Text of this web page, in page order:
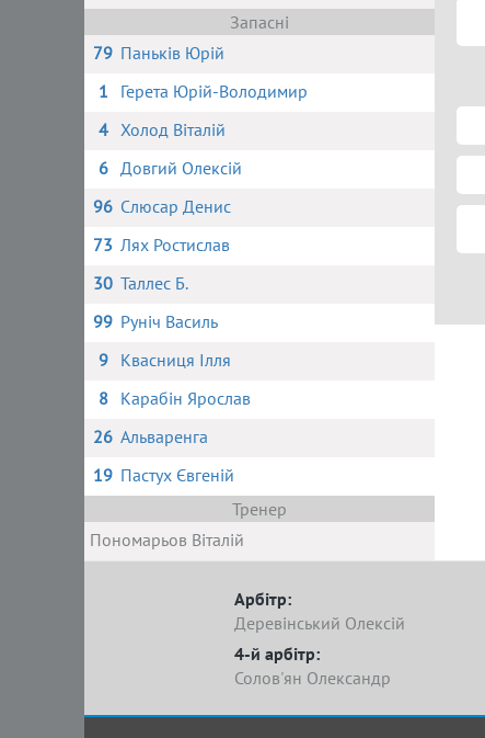
Запасні
79 Паньків Юрій
1
Герета Юрій-Володимир
4 Холод Віталій
6 Довгий Олексій
96 Слюсар Денис
73 Лях Ростислав
30 Таллес Б.
99 Руніч Василь
9
Квасниця Ілля
8
Карабін Ярослав
26 Альваренга
19 Пастух Євгеній
Тренер
Пономарьов Віталій
Арбітр:
Деревінський Олексій
4-й арбітр:
Солов'ян Олександр